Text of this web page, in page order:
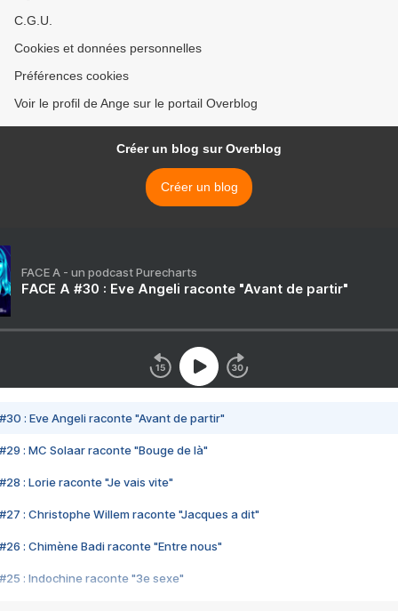
C.G.U.
Cookies et données personnelles
Préférences cookies
Voir le profil de Ange sur le portail Overblog
Créer un blog sur Overblog
Créer un blog
FACE A - un podcast Purecharts
FACE A #30 : Eve Angeli raconte "Avant de partir"
#30 : Eve Angeli raconte "Avant de partir"
#29 : MC Solaar raconte "Bouge de là"
#28 : Lorie raconte "Je vais vite"
#27 : Christophe Willem raconte "Jacques a dit"
#26 : Chimène Badi raconte "Entre nous"
#25 : Indochine raconte "3e sexe"